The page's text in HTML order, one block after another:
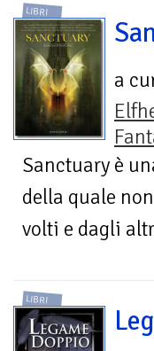
LIBRI
a
Sanctuary è
della quale
volti e dagli
LIBRI